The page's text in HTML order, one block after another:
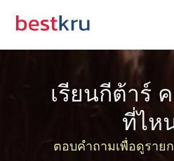
เรียนกีต้าร์
ที่ไห
ตอบคำถามเพื่อดูรา